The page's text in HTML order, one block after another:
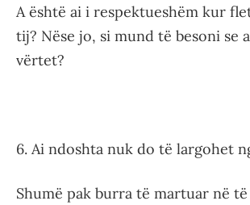
A është ai i respektueshëm kur
tij? Nëse jo, si mund të besoni se
vërtet?
6. Ai ndoshta nuk do të largohet
Shumë pak burra të martuar në